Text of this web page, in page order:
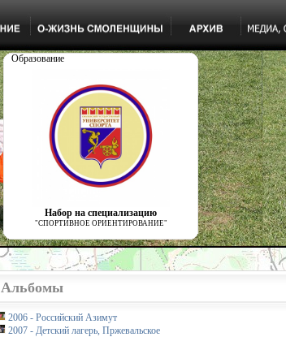
Образование
Набор на специализацию
"СПОРТИВНОЕ ОРИЕНТИРОВАНИЕ"
Альбомы
2006 - Российский Азимут
2007 - Детский лагерь, Пржевальское